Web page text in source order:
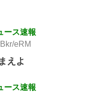
ース速報
eRM
えよ
ース速報